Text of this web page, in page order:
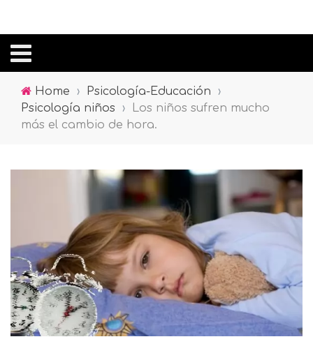
Home › Psicología-Educación
›
Psicología niños
›
Los niños sufren mucho
más el cambio de hora.